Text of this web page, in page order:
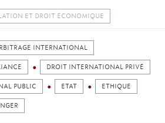
ET DROIT ÉCONOMIQUE
INTERNATIONAL
DROIT INTERNATIONAL PRIVÉ
PUBLIC ETAT ETHIQUE